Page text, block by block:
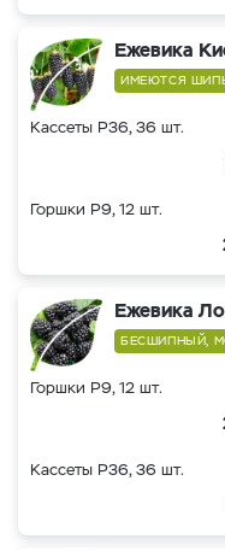
Ежевика
ИМЕЮТСЯ
Кассеты Р36, 36 шт.
Горшки Р9, 12 шт.
Ежевика
БЕСШИПНЫЙ,
Горшки Р9, 12 шт.
Кассеты Р36, 36 шт.